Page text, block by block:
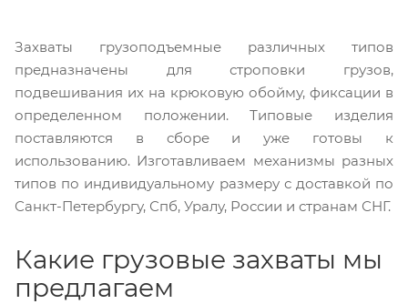
Захваты грузоподъемные различных типов
предназначены для строповки грузов,
подвешивания их на крюковую обойму, фиксации в
определенном положении. Типовые изделия
поставляются в сборе и уже готовы к
использованию. Изготавливаем механизмы разных
типов по индивидуальному размеру с доставкой по
Санкт-Петербургу, Спб, Уралу, России и странам СНГ.
Какие грузовые захваты мы
предлагаем